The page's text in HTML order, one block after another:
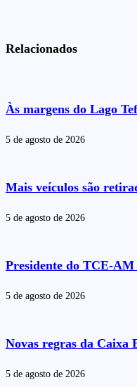
Relacionados
Às margens do Lago
5 de agosto de 2026
Mais veículos são
5 de agosto de 2026
Presidente do TCE-AM
5 de agosto de 2026
Novas regras da Caixa
5 de agosto de 2026